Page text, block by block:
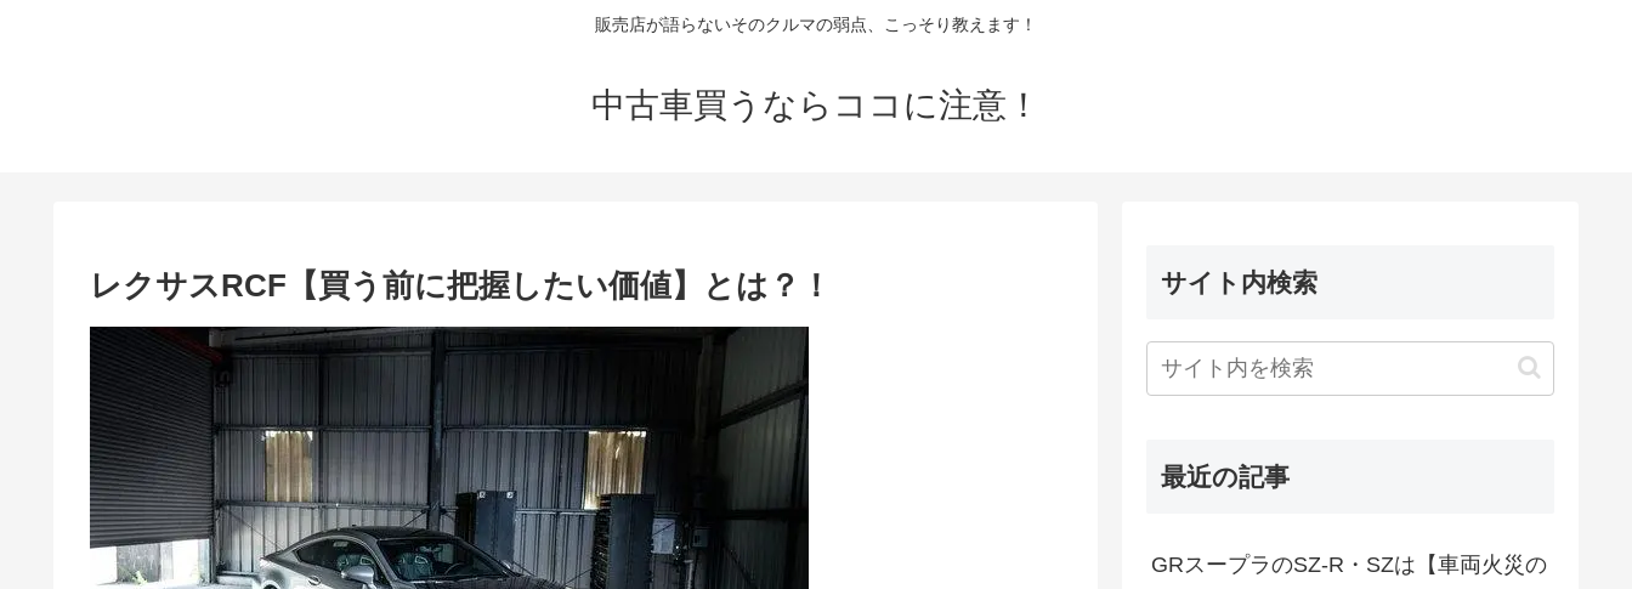
販売店が語らないそのクルマの弱点、こっそり教えます！
中古車買うならココに注意！
レクサスRCF【買う前に把握したい価値】とは？！ サイト内検索
最近の記事
GRスープラのSZ-R・SZは【車両火災の